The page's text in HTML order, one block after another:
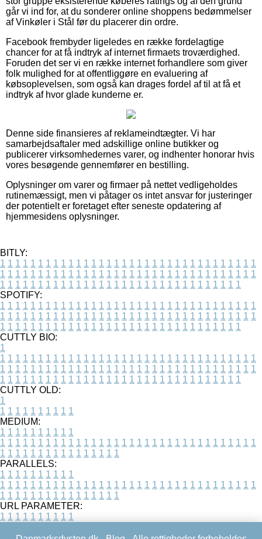
går vi ind for, at du sonderer online shoppens bedømmelser
af Vinkøler i Stål før du placerer din ordre.
Facebook frembyder ligeledes en række fordelagtige
chancer for at få indtryk af internet firmaets troværdighed.
Foruden det ser vi en række internet forhandlere som giver
folk mulighed for at offentliggøre en evaluering af
købsoplevelsen, som også kan drages fordel af til at få et
indtryk af hvor glade kunderne er.
Denne side finansieres af reklameindtægter. Vi har
samarbejdsaftaler med adskillige online butikker og
publicerer virksomhedernes varer, og indhenter honorar hvis
vores besøgende gennemfører en bestilling.
Oplysninger om varer og firmaer på nettet vedligeholdes
rutinemæssigt, men vi påtager os intet ansvar for justeringer
der potentielt er foretaget efter seneste opdatering af
hjemmesidens oplysninger.
BITLY:
1 1 1 1 1 1 1 1 1 1 1 1 1 1 1 1 1 1 1 1 1 1 1 1 1 1 1 1 1 1 1 1 1 1
1 1 1 1 1 1 1 1 1 1 1 1 1 1 1 1 1 1 1 1 1 1 1 1 1 1 1 1 1 1 1 1 1 1
1 1 1 1 1 1 1 1 1 1 1 1 1 1 1 1 1 1 1 1 1 1 1 1 1 1 1 1 1 1 1 1
SPOTIFY:
1 1 1 1 1 1 1 1 1 1 1 1 1 1 1 1 1 1 1 1 1 1 1 1 1 1 1 1 1 1 1 1 1 1
1 1 1 1 1 1 1 1 1 1 1 1 1 1 1 1 1 1 1 1 1 1 1 1 1 1 1 1 1 1 1 1 1 1
1 1 1 1 1 1 1 1 1 1 1 1 1 1 1 1 1 1 1 1 1 1 1 1 1 1 1 1 1 1 1 1
CUTTLY BIO:
1
1 1 1 1 1 1 1 1 1 1 1 1 1 1 1 1 1 1 1 1 1 1 1 1 1 1 1 1 1 1 1 1 1 1
1 1 1 1 1 1 1 1 1 1 1 1 1 1 1 1 1 1 1 1 1 1 1 1 1 1 1 1 1 1 1 1 1 1
1 1 1 1 1 1 1 1 1 1 1 1 1 1 1 1 1 1 1 1 1 1 1 1 1 1 1 1 1 1 1 1
CUTTLY OLD:
1
1 1 1 1 1 1 1 1 1 1
MEDIUM:
1 1 1 1 1 1 1 1 1 1
1 1 1 1 1 1 1 1 1 1 1 1 1 1 1 1 1 1 1 1 1 1 1 1 1 1 1 1 1 1 1 1 1 1
1 1 1 1 1 1 1 1 1 1 1 1 1 1 1 1
PARALLELS:
1 1 1 1 1 1 1 1 1 1
1 1 1 1 1 1 1 1 1 1 1 1 1 1 1 1 1 1 1 1 1 1 1 1 1 1 1 1 1 1 1 1 1 1
1 1 1 1 1 1 1 1 1 1 1 1 1 1 1 1
URL PARAMETER:
1 1 1 1 1 1 1 1 1 1